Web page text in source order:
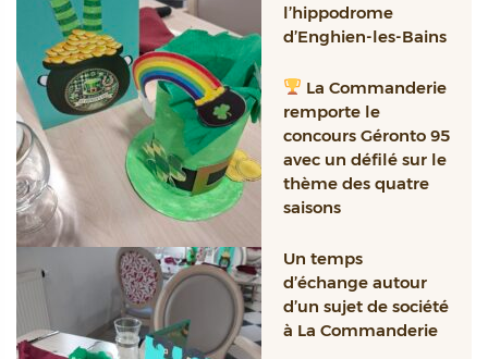
l’hippodrome
d’Enghien-les-Bains
La Commanderie
remporte le
concours Géronto 95
avec un défilé sur le
thème des quatre
saisons
Un temps
d’échange autour
d’un sujet de société
à La Commanderie